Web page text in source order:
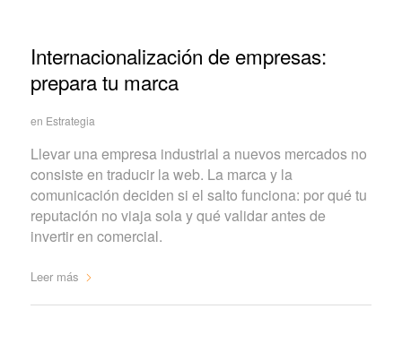
Internacionalización de empresas:
prepara tu marca
en Estrategia
Llevar una empresa industrial a nuevos mercados no
consiste en traducir la web. La marca y la
comunicación deciden si el salto funciona: por qué tu
reputación no viaja sola y qué validar antes de
invertir en comercial.
Leer más